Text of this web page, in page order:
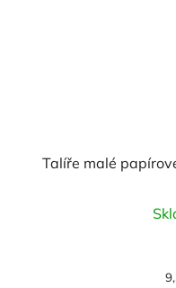
Talíře malé